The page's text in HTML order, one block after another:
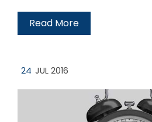
Read More
24 JUL 2016